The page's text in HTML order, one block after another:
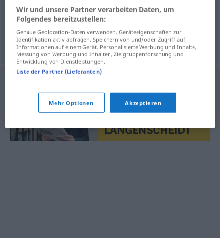
Flugplätzen, Brücken etc
windsail Windsack SCHIFF zur Belüftung
Wir und unsere Partner verarbeiten Daten, um
Folgendes bereitzustellen:
Genaue Geolocation-Daten verwenden. Geräteeigenschaften zur
Identifikation aktiv abfragen. Speichern von und/oder Zugriff auf
Informationen auf einem Gerät. Personalisierte Werbung und Inhalte,
Messung von Werbung und Inhalten, Zielgruppenforschung und
Entwicklung von Dienstleistungen.
Liste der Partner (Lieferanten)
Mehr Optionen Akzeptieren